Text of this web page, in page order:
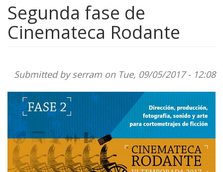
Segunda fase de
Cinemateca Rodante
Submitted byserram on Tue, 09/05/2017 - 12:08